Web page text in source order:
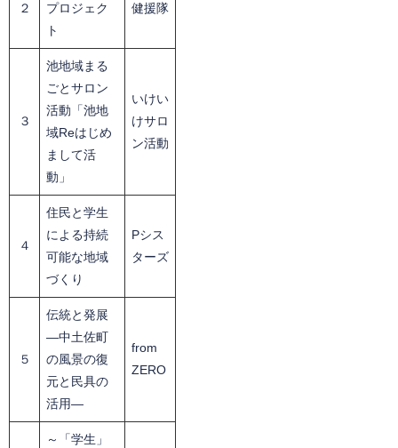
２
プロジェク
ト
健援隊
３
池地域まる
ごとサロン
活動「池地
域Reはじめ
まして活
動」
いけい
けサロ
ン活動
４
住民と学生
による持続
可能な地域
づくり
Pシス
ターズ
５
伝統と発展
―中土佐町
の風景の復
元と民具の
活用―
from
ZERO
～「学生」